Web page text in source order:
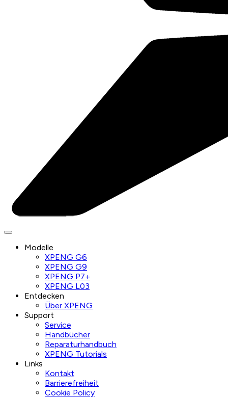
Modelle
XPENG G6
XPENG G9
XPENG P7+
XPENG L03
Entdecken
Über XPENG
Support
Service
Handbücher
Reparaturhandbuch
XPENG Tutorials
Links
Kontakt
Barrierefreiheit
Cookie Policy